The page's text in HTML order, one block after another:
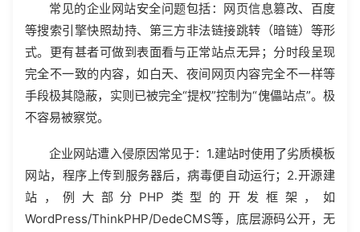
常见的企业网站安全问题包括：网页信息篡改、百度
等搜索引擎快照劫持、第三方非法链接跳转（暗链）等形
式。更有甚者可做到表面看与正常站点无异；分时段呈现
完全不一致的内容，如白天、夜间网页内容完全不一样等
手段极其隐蔽，实则已被完全“提权”控制为“傀儡站点”。极
不容易被察觉。
企业网站遭入侵原因常见于：1.建站时使用了劣质模板
网站，程序上传到服务器后，病毒便自动运行；2.开源建
站，例大部分PHP类型的开发框架，如
WordPress/ThinkPHP/DedeCMS等，底层源码公开，无